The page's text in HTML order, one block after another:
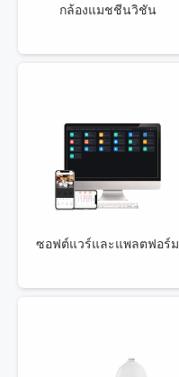
กล้องแมชชีนวิชัน
ซอฟต์แวร์และแพลตฟอร์ม